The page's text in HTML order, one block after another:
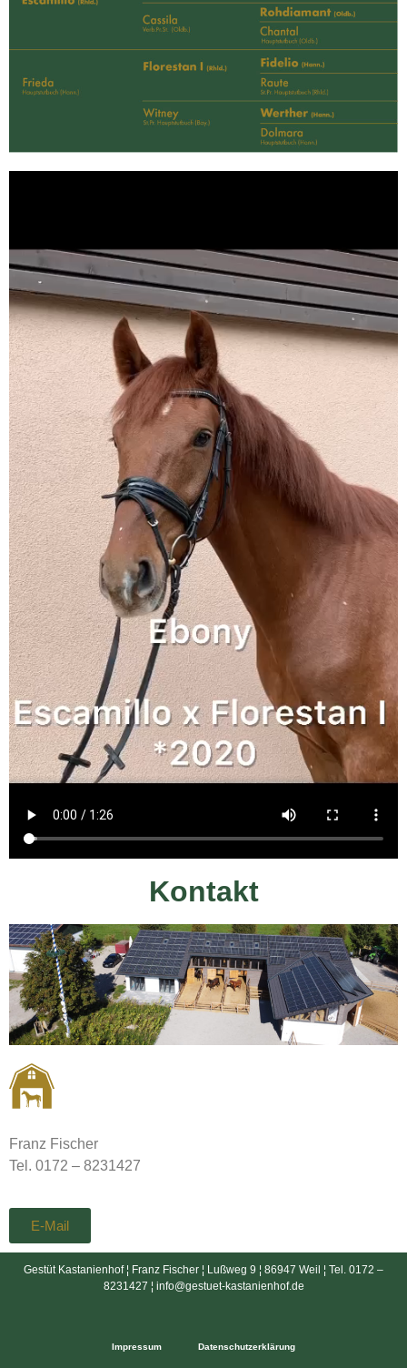
Kontakt
Franz Fischer
Tel. 0172 – 8231427
E-Mail
Gestüt Kastanienhof ¦ Franz Fischer ¦ Lußweg 9 ¦ 86947 Weil ¦ Tel. 0172 –
8231427 ¦ info@gestuet-kastanienhof.de
Impressum Datenschutzerklärung